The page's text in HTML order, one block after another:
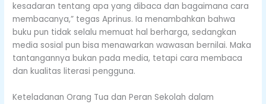
kesadaran tentang apa yang dibaca dan bagaimana cara
membacanya,” tegas Aprinus. Ia menambahkan bahwa
buku pun tidak selalu memuat hal berharga, sedangkan
media sosial pun bisa menawarkan wawasan bernilai. Maka
tantangannya bukan pada media, tetapi cara membaca
dan kualitas literasi pengguna.
Keteladanan Orang Tua dan Peran Sekolah dalam